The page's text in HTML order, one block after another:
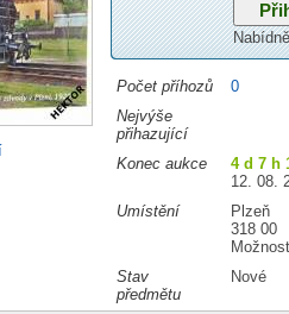
Počet příhozů
0
Nejvýše
přihazující
Konec aukce
4 d 7 h
12. 08.
Umístění
Plzeň
318 00
Stav
předmětu
Nové